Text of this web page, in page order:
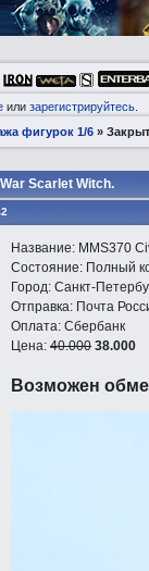
или зарегистрируйтесь.
фигурок 1/6 »
Scarlet Witch.
Название: MMS370
Состояние: Полный
Город: Санкт-
Отправка: Почта
Оплата: Сбербанк
Цена: 40.000 38.000
Возможен